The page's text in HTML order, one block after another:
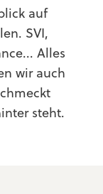
auf
SVI,
Alles
wir auch
steht.